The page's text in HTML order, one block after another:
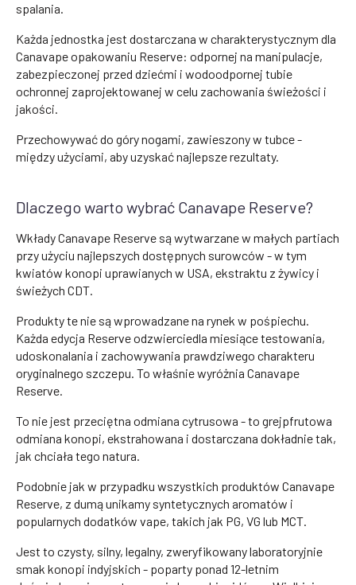
spalania.
Każda jednostka jest dostarczana w charakterystycznym dla
Canavape opakowaniu Reserve: odpornej na manipulacje,
zabezpieczonej przed dziećmi i wodoodpornej tubie
ochronnej zaprojektowanej w celu zachowania świeżości i
jakości.
Przechowywać do góry nogami, zawieszony w tubce -
między użyciami, aby uzyskać najlepsze rezultaty.
Dlaczego warto wybrać Canavape Reserve?
Wkłady Canavape Reserve są wytwarzane w małych partiach
przy użyciu najlepszych dostępnych surowców - w tym
kwiatów konopi uprawianych w USA, ekstraktu z żywicy i
świeżych CDT.
Produkty te nie są wprowadzane na rynek w pośpiechu.
Każda edycja Reserve odzwierciedla miesiące testowania,
udoskonalania i zachowywania prawdziwego charakteru
oryginalnego szczepu. To właśnie wyróżnia Canavape
Reserve.
To nie jest przeciętna odmiana cytrusowa - to grejpfrutowa
odmiana konopi, ekstrahowana i dostarczana dokładnie tak,
jak chciała tego natura.
Podobnie jak w przypadku wszystkich produktów Canavape
Reserve, z dumą unikamy syntetycznych aromatów i
popularnych dodatków vape, takich jak PG, VG lub MCT.
Jest to czysty, silny, legalny, zweryfikowany laboratoryjnie
smak konopi indyjskich - poparty ponad 12-letnim